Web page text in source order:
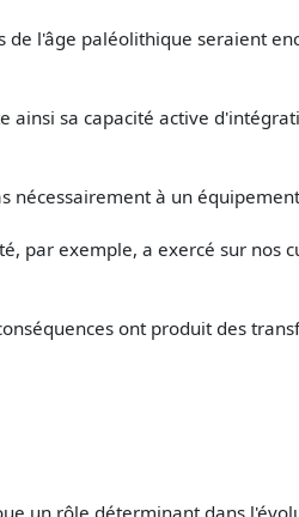
l'âge paléolithique seraient
ainsi sa capacité active
nécessairement à un
par exemple, a exercé sur nos
ont produit des